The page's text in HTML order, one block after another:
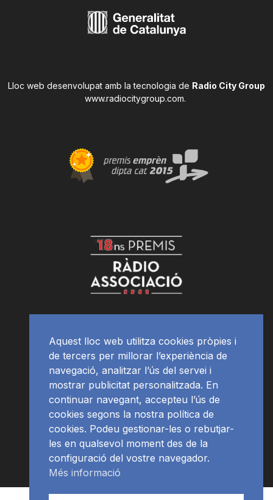
Lloc web desenvolupat amb la tecnologia de Radio City Group
www.radiocitygroup.com.
Aquest lloc web utilitza cookies pròpies i
de tercers per millorar l’experiència de
navegació, analitzar l’ús del servei i
mostrar publicitat personalitzada. En
continuar navegant, accepteu l’ús de
cookies segons la nostra política de
cookies. Podeu gestionar-les o rebutjar-
les en qualsevol moment des de la
configuració del vostre navegador.
Més informació